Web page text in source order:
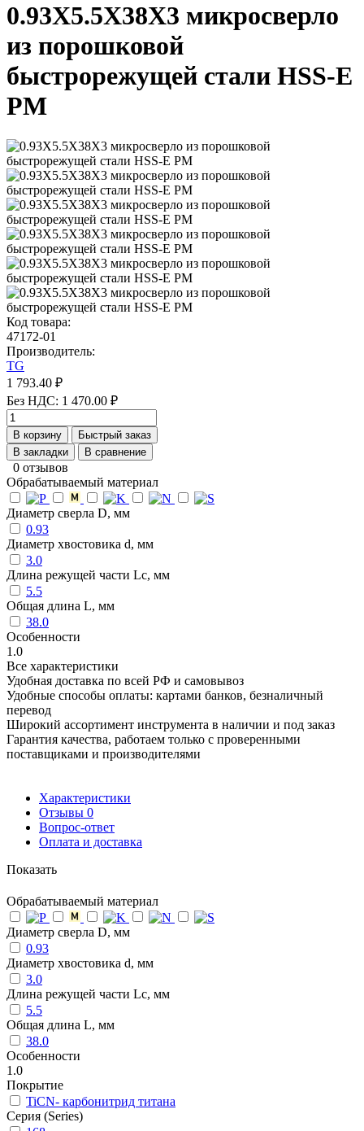
0.93X5.5X38X3 микросверло
из порошковой
быстрорежущей стали HSS-E
PM
Код товара:
47172-01
Производитель:
TG
1 793.40 ₽
Без НДС: 1 470.00 ₽
В корзину
Быстрый заказ
В закладки
В сравнение
0 отзывов
Обрабатываемый материал
Диаметр сверла D, мм
0.93
Диаметр хвостовика d, мм
3.0
Длина режущей части Lc, мм
5.5
Общая длина L, мм
38.0
Особенности
1.0
Все характеристики
Удобная доставка по всей РФ и самовывоз
Удобные способы оплаты: картами банков, безналичный
перевод
Широкий ассортимент инструмента в наличии и под заказ
Гарантия качества, работаем только с проверенными
поставщиками и производителями
Характеристики
Отзывы 0
Вопрос-ответ
Оплата и доставка
Показать
Обрабатываемый материал
Диаметр сверла D, мм
0.93
Диаметр хвостовика d, мм
3.0
Длина режущей части Lc, мм
5.5
Общая длина L, мм
38.0
Особенности
1.0
Покрытие
TiCN- карбонитрид титана
Серия (Series)